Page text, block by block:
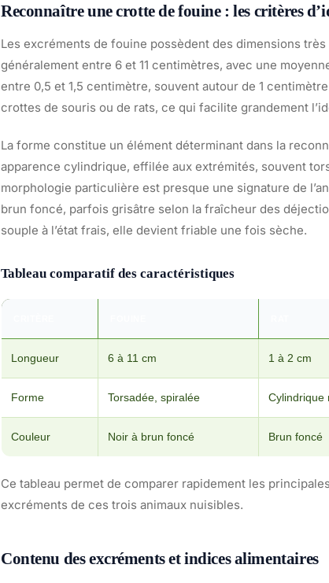
Reconnaître une crotte de fouine : les critères
Les excréments de fouine possèdent des dimensions
généralement entre 6 et 11 centimètres, avec une
entre 0,5 et 1,5 centimètre, souvent autour de 1
crottes de souris ou de rats, ce qui facilite grandement
La forme constitue un élément déterminant dans la
apparence cylindrique, effilée aux extrémités, souvent
morphologie particulière est presque une signature de
brun foncé, parfois grisâtre selon la fraîcheur des
souple à l’état frais, elle devient friable une fois sèche.
Tableau comparatif des caractéristiques
Longueur 6 à 11 cm 1 à 2 cm
Forme Torsadée, spiralée Cylindrique
Couleur Noir à brun foncé Brun foncé
Ce tableau permet de comparer rapidement les
excréments de ces trois animaux nuisibles.
Contenu des excréments et indices alimentaires